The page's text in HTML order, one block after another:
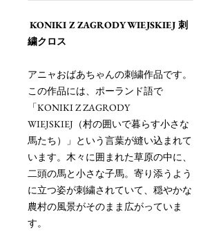
KONIKI Z ZAGRODY WIEJSKIEJ 刺
繍クロス
アニャおばあちゃんの刺繍作品です。
この作品には、ポーランド語で
「KONIKI Z ZAGRODY
WIEJSKIEJ（村の囲いで暮らす小さな
馬たち）」という言葉が縫い込まれて
います。木々に囲まれた草原の中に、
二頭の馬と小さな子馬。寄り添うよう
に立つ姿が刺繍されていて、穏やかな
農村の風景がそのまま広がっていま
す。